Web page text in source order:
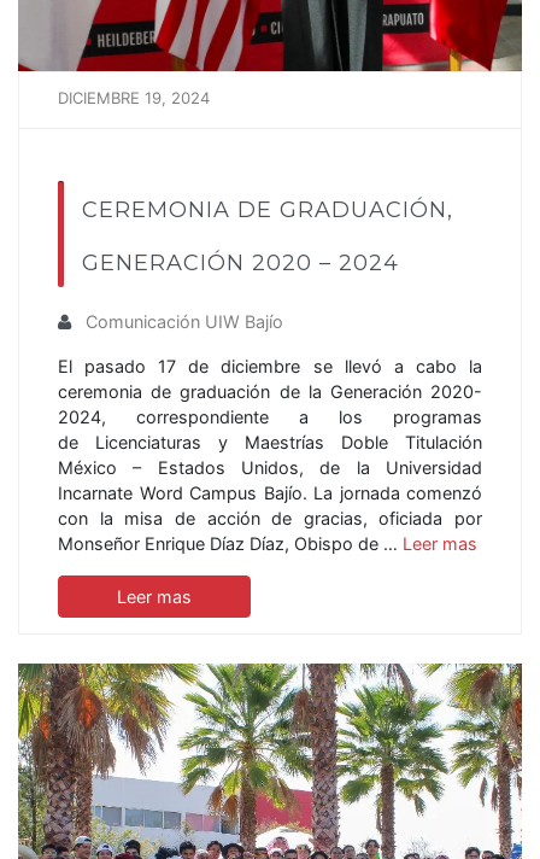
DICIEMBRE 19, 2024
CEREMONIA DE GRADUACIÓN,
GENERACIÓN 2020 – 2024
Comunicación UIW Bajío
El pasado 17 de diciembre se llevó a cabo la
ceremonia de graduación de la Generación 2020-
2024, correspondiente a los programas
de Licenciaturas y Maestrías Doble Titulación
México – Estados Unidos, de la Universidad
Incarnate Word Campus Bajío. La jornada comenzó
con la misa de acción de gracias, oficiada por
Monseñor Enrique Díaz Díaz, Obispo de … Leer mas
Leer mas